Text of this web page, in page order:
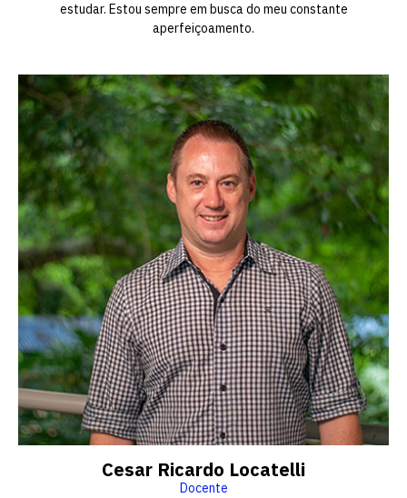
estudar. Estou sempre em busca do meu constante
aperfeiçoamento.
Cesar Ricardo Locatelli
Docente